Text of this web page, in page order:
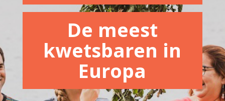
De meest
kwetsbaren in
Europa